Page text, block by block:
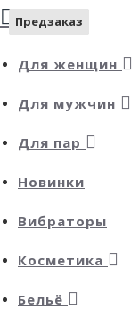
Для женщин
Для мужчин
Для пар
Новинки
Вибраторы
Косметика
Бельё
Предзаказ
Предзаказ
Предзаказ
Предзаказ
Предзаказ
Предзаказ